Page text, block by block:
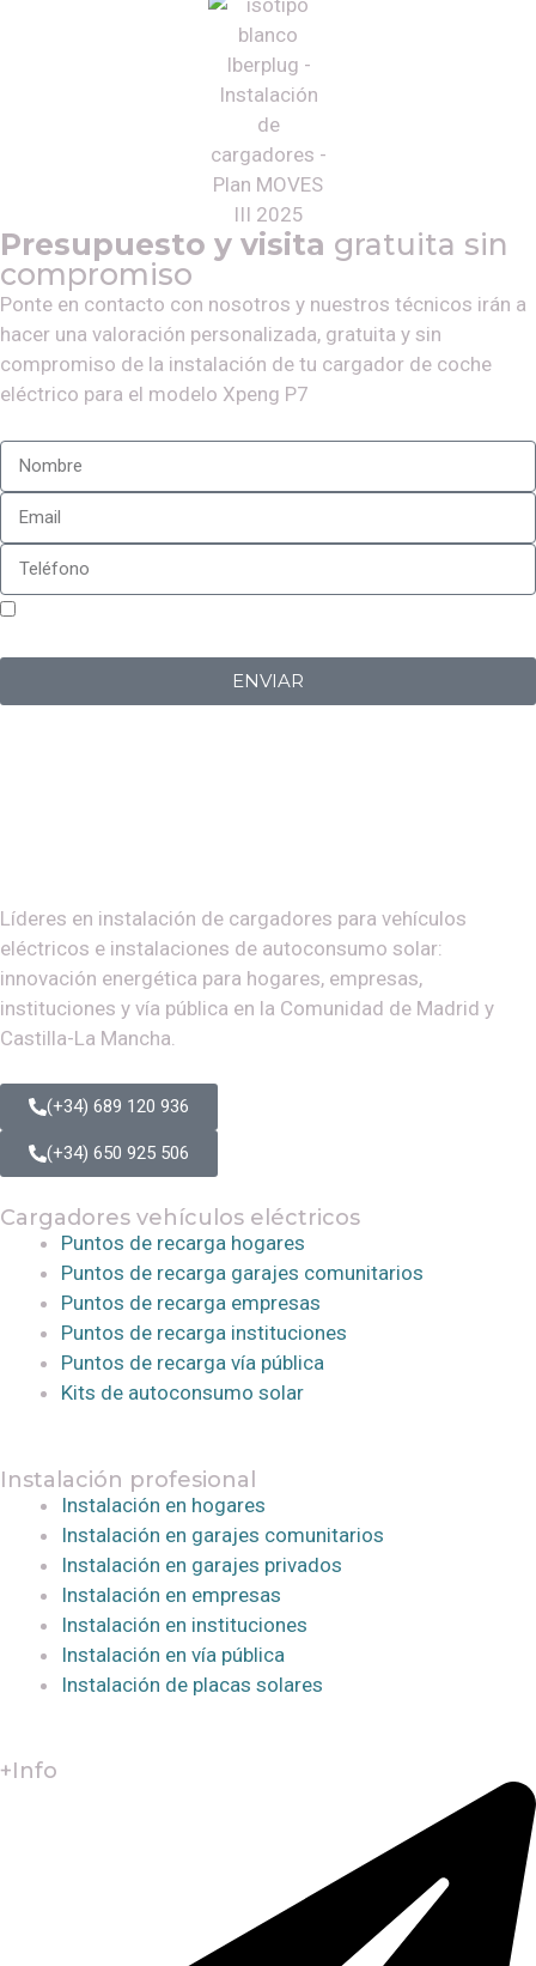
Presupuesto y visita gratuita sin
compromiso
Ponte en contacto con nosotros y nuestros técnicos irán a
hacer una valoración personalizada, gratuita y sin
compromiso de la instalación de tu cargador de coche
eléctrico para el modelo Xpeng P7
ENVIAR
Líderes en instalación de cargadores para vehículos
eléctricos e instalaciones de autoconsumo solar:
innovación energética para hogares, empresas,
instituciones y vía pública en la Comunidad de Madrid y
Castilla-La Mancha.
(+34) 689 120 936
(+34) 650 925 506
Cargadores vehículos eléctricos
Puntos de recarga hogares
Puntos de recarga garajes comunitarios
Puntos de recarga empresas
Puntos de recarga instituciones
Puntos de recarga vía pública
Kits de autoconsumo solar
Instalación profesional
Instalación en hogares
Instalación en garajes comunitarios
Instalación en garajes privados
Instalación en empresas
Instalación en instituciones
Instalación en vía pública
Instalación de placas solares
+Info